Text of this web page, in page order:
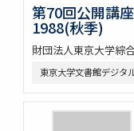
第70回公開講
1988(秋季)
財団法人東京大学綜
東京大学文書館デジタ